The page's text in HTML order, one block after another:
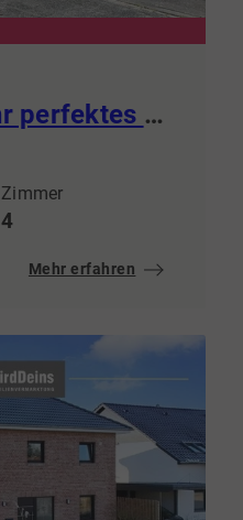
Gestalten Sie Ihr perfektes Zuhause – Reihenendhaus mit viel Potenzial
Zimmer
4
Mehr erfahren